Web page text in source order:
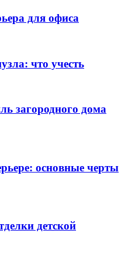
для офиса
что учесть
загородного дома
основные черты
детской